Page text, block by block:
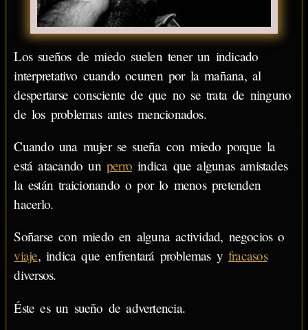
Los sueños de miedo suelen tener un indicado
interpretativo cuando ocurren por la mañana, al
despertarse consciente de que no se trata de ninguno
de los problemas antes mencionados.
Cuando una mujer se sueña con miedo porque la
está atacando un perro indica que algunas amistades
la están traicionando o por lo menos pretenden
hacerlo.
Soñarse con miedo en alguna actividad, negocios o
viaje, indica que enfrentará problemas yfracasos
diversos.
Éste es un sueño de advertencia.